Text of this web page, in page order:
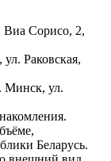
Виа Сорисо, 2,
Раковская,
Минск, ул.
Беларусь.